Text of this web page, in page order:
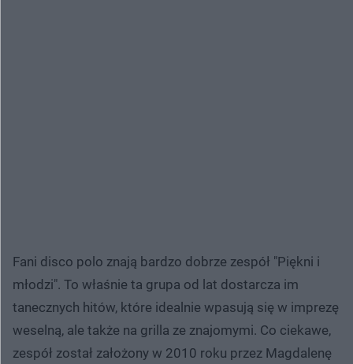
Fani disco polo znają bardzo dobrze zespół "Piękni i
młodzi". To właśnie ta grupa od lat dostarcza im
tanecznych hitów, które idealnie wpasują się w imprezę
weselną, ale także na grilla ze znajomymi. Co ciekawe,
zespół został założony w 2010 roku przez Magdalenę